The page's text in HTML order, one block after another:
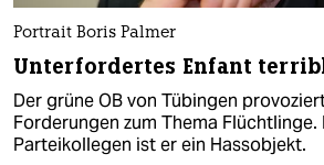
Portrait Boris Palmer
Unterfordertes Enfant
Der grüne OB von Tübingen
Forderungen zum Thema Flüchtlinge.
Parteikollegen ist er ein Hassobjekt.